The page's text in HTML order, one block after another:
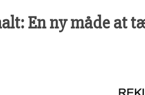
En ny måde at